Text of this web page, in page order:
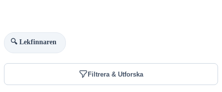
🔍 Lekfinnaren
Filtrera & Utforska